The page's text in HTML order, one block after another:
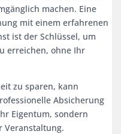
machen. Eine
mit einem erfahrenen
ist der Schlüssel, um
erreichen, ohne Ihr
zu sparen, kann
Absicherung
Eigentum, sondern
Veranstaltung.